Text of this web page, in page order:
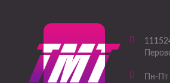
Пн-